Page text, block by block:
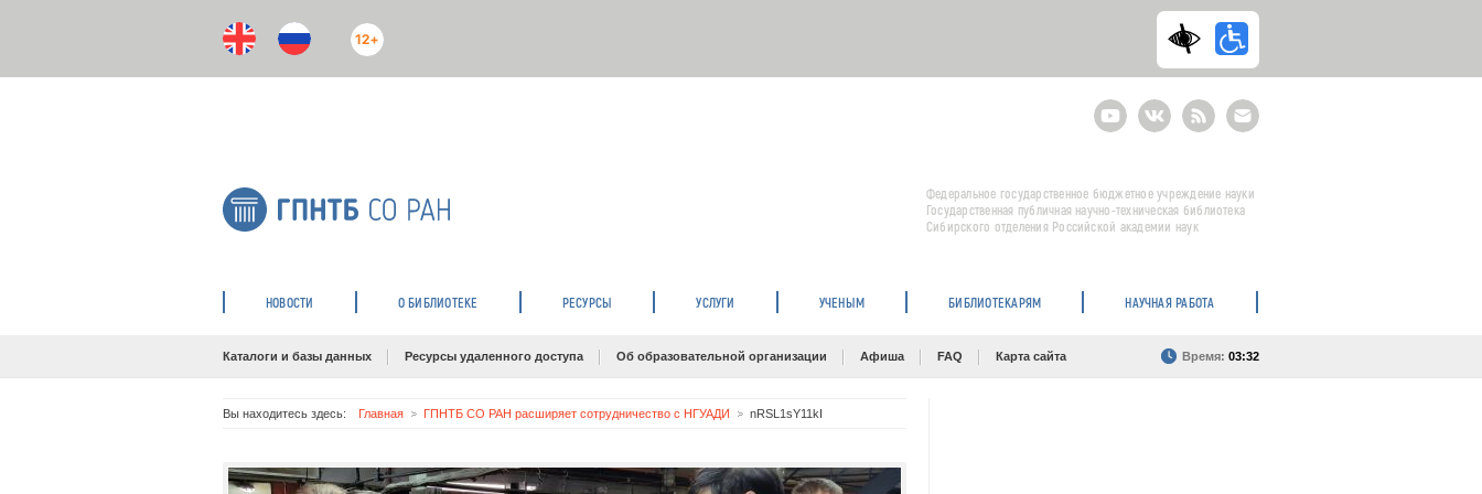
12+
YoutubeВКонтактеRSS
E-
mail
подписка
Федеральное государственное бюджетное учреждение науки
Государственная публичная научно-техническая библиотека
Сибирского отделения Российской академии наук
НОВОСТИ О БИБЛИОТЕКЕ РЕСУРСЫ УСЛУГИ УЧЕНЫМ БИБЛИОТЕКАРЯМ НАУЧНАЯ РАБОТА
Каталоги и базы данных Ресурсы удаленного доступа Об образовательной организации Афиша FAQ Карта сайта Время: 03:32
Вы находитесь здесь: Главная ГПНТБ СО РАН расширяет сотрудничество с НГУАДИ nRSL1sY11kI